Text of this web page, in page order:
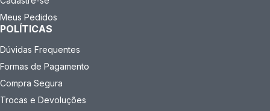
Meus Pedidos
POLÍTICAS
Dúvidas Frequentes
Formas de Pagamento
Compra Segura
Trocas e Devoluções